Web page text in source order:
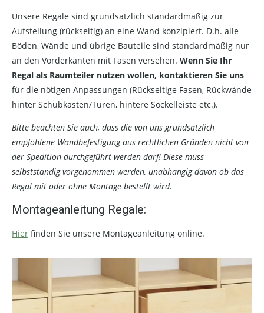
Unsere Regale sind grundsätzlich standardmäßig zur
Aufstellung (rückseitig) an eine Wand konzipiert. D.h. alle
Böden, Wände und übrige Bauteile sind standardmäßig nur
an den Vorderkanten mit Fasen versehen. Wenn Sie Ihr
Regal als Raumteiler nutzen wollen, kontaktieren Sie uns
für die nötigen Anpassungen (Rückseitige Fasen, Rückwände
hinter Schubkästen/Türen, hintere Sockelleiste etc.).
Bitte beachten Sie auch, dass die von uns grundsätzlich
empfohlene Wandbefestigung aus rechtlichen Gründen nicht von
der Spedition durchgeführt werden darf! Diese muss
selbstständig vorgenommen werden, unabhängig davon ob das
Regal mit oder ohne Montage bestellt wird.
Montageanleitung Regale:
Hier finden Sie unsere Montageanleitung online.